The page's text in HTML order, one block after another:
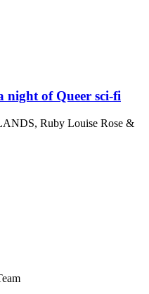
night of Queer sci-fi
Ruby Louise Rose &